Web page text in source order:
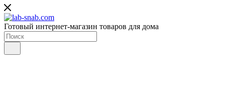
Готовый интернет-магазин товаров для дома